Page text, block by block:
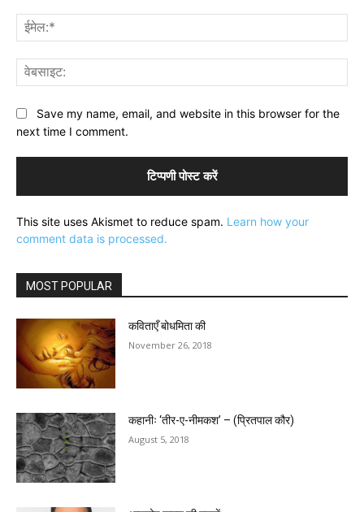
Save my name, email, and website in this browser for the
next time I comment.
This site uses Akismet to reduce spam. Learn how your
comment data is processed.
MOST POPULAR
कविताएँ बोधमिता की
November 26, 2018
कहानीः ‘तीर-ए-नीमकश’ – (प्रितपाल कौर)
August 5, 2018